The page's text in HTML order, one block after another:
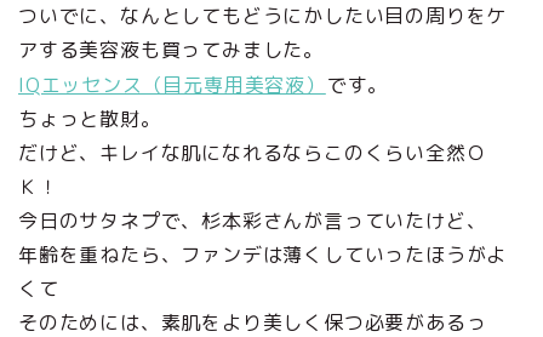
ついでに、なんとしてもどうにかしたい目の周りをケ
アする美容液も買ってみました。
IQエッセンス（目元専用美容液） です。
ちょっと散財。
だけど、キレイな肌になれるならこのくらい全然Ｏ
Ｋ！
今日のサタネプで、杉本彩さんが言っていたけど、
年齢を重ねたら、ファンデは薄くしていったほうがよ
くて
そのためには、素肌をより美しく保つ必要があるっ